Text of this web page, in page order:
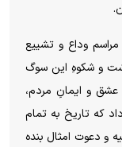
وداع و تشییع
و شکوهِ این سوگ
عشق و ایمانِ مردم،
که تاریخ به تمام
و دعوت امثال بنده